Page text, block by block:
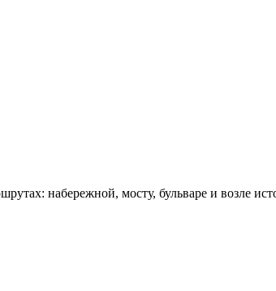
набережной, мосту, бульваре и возле